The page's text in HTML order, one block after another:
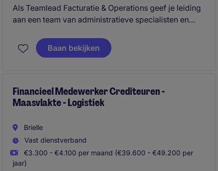
Als Teamlead Facturatie & Operations geef je leiding
aan een team van administratieve specialisten en
facturatie en klantafspraken efficiënt en correct
worden uitgevoerd. Daarnaast werk je actief mee
Baan bekijken
Financieel Medewerker Crediteuren -
Maasvlakte - Logistiek
Brielle
Vast dienstverband
€3.300 - €4.100 per maand (€39.600 - €49.200 per
jaar)